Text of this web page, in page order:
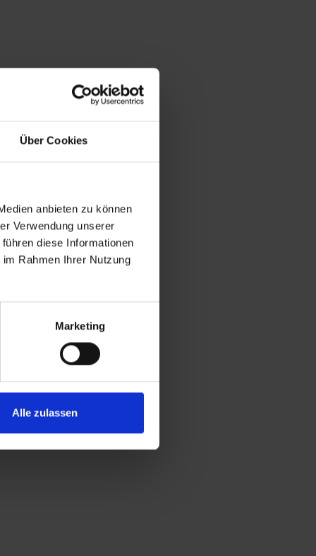
Über Cookies
anbieten zu können
Verwendung unserer
diese Informationen
Rahmen Ihrer Nutzung
Marketing
Alle zulassen